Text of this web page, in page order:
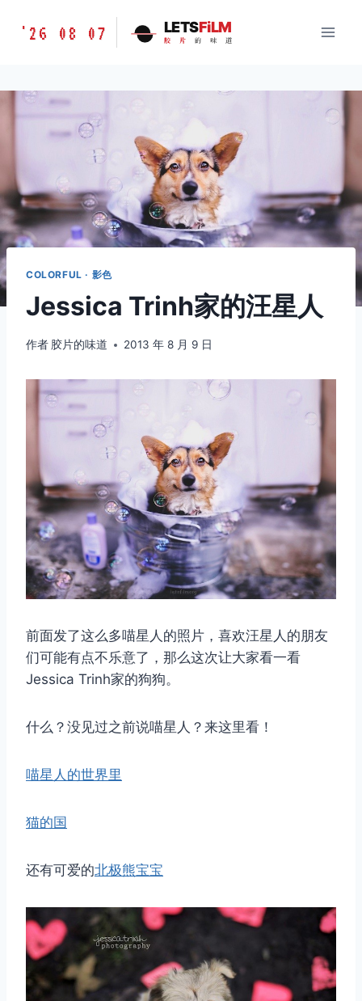
胶
味
LETSFILM
'26 08 07 LETSFiLM
胶 片 的 味 道
COLORFUL · 影色
Jessica Trinh家的汪星人
作者 胶片的味道 2013 年 8 月 9 日
前面发了这么多喵星人的照片，喜欢汪星人的朋友
们可能有点不乐意了，那么这次让大家看一看
Jessica Trinh家的狗狗。
什么？没见过之前说喵星人？来这里看！
喵星人的世界里
猫的国
还有可爱的北极熊宝宝